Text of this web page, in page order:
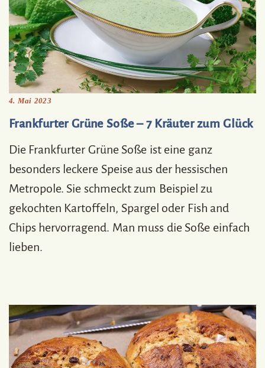
4. Mai 2023
Frankfurter Grüne Soße – 7 Kräuter zum Glück
Die Frankfurter Grüne Soße ist eine ganz
besonders leckere Speise aus der hessischen
Metropole. Sie schmeckt zum Beispiel zu
gekochten Kartoffeln, Spargel oder Fish and
Chips hervorragend. Man muss die Soße einfach
lieben.